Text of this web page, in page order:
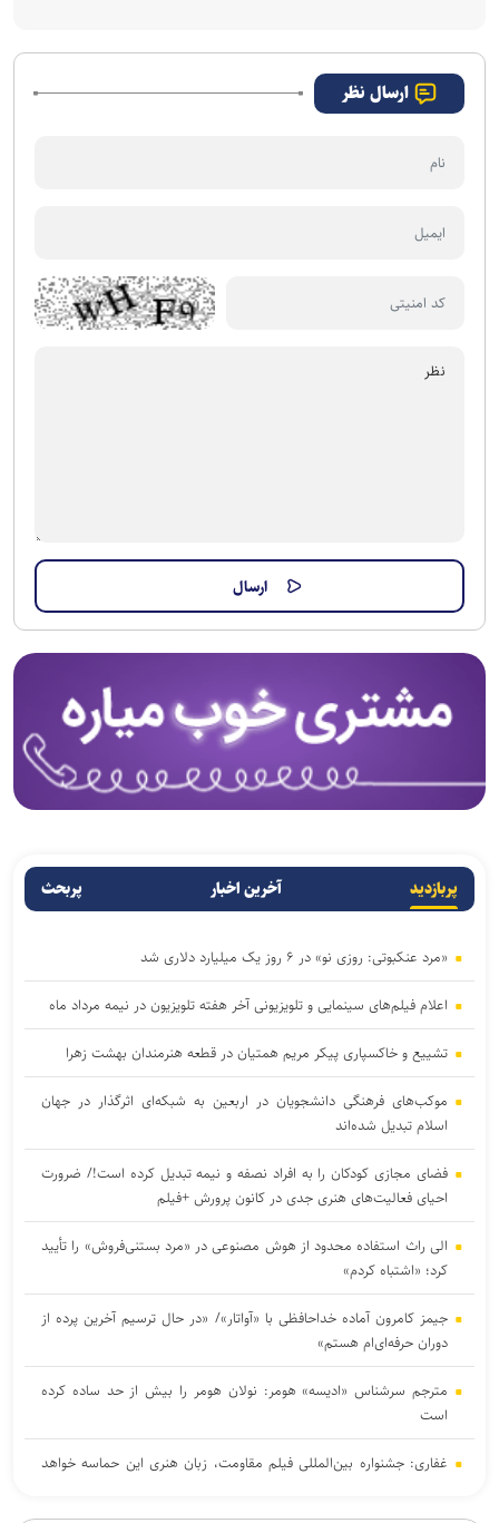
ارسال نظر
پربازدید آخرین اخبار پربحث
«مرد عنکبوتی: روزی نو» در ۶ روز یک میلیارد دلاری شد
اعلام فیلم‌های سینمایی و تلویزیونی آخر هفته تلویزیون در نیمه مرداد ماه
تشییع و خاکسپاری پیکر مریم همتیان در قطعه هنرمندان بهشت زهرا
موکب‌های فرهنگی دانشجویان در اربعین به شبکه‌ای اثرگذار در جهان
اسلام تبدیل شده‌اند
فضای مجازی کودکان را به افراد نصفه و نیمه تبدیل کرده است!/ ضرورت
احیای فعالیت‌های هنری جدی در کانون پرورش +فیلم
الی راث استفاده محدود از هوش مصنوعی در «مرد بستنی‌فروش» را تأیید
کرد؛ «اشتباه کردم»
جیمز کامرون آماده خداحافظی با «آواتار»/ «در حال ترسیم آخرین پرده از
دوران حرفه‌ای‌ام هستم»
مترجم سرشناس «ادیسه» هومر: نولان هومر را بیش از حد ساده کرده
است
غفاری: جشنواره بین‌المللی فیلم مقاومت، زبان هنری این حماسه خواهد